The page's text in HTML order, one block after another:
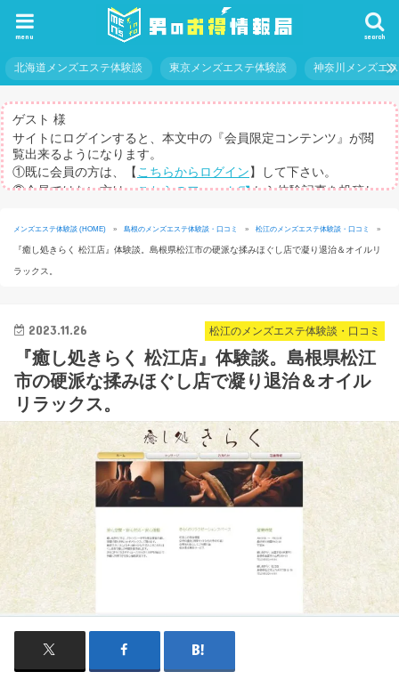
search
menu
北海道メンズエステ体験談 東京メンズエステ体験談 神奈川メンズエ
ゲスト 様
サイトにログインすると、本文中の『会員限定コンテンツ』が閲
覧出来るようになります。
①既に会員の方は、【 こちらからログイン 】して下さい。
②会員ではない方は、こちらのフォーム
から体験記事を投稿し
※体験記事が書けない方や、すべての記事を閲覧したい方のため
メンズエステ体験談 (HOME) » 島根のメンズエステ体験談・口コミ » 松江のメンズエステ体験談・口コミ »
『癒し処きらく 松江店』体験談。島根県松江市の硬派な揉みほぐし店で凝り退治＆オイルリ
ラックス。
松江のメンズエステ体験談・口コミ
2023.11.26
『癒し処きらく 松江店』体験談。島根県松江
市の硬派な揉みほぐし店で凝り退治＆オイル
リラックス。